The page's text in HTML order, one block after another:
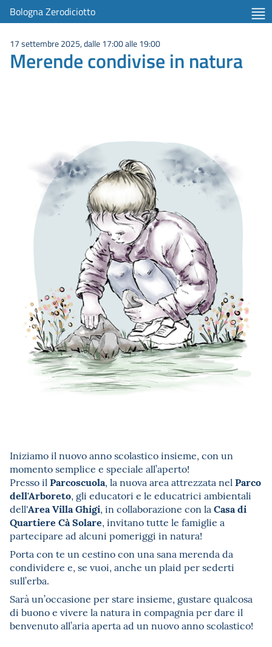
Bologna Zerodiciotto
17 settembre 2025, dalle 17:00 alle 19:00
Merende condivise in natura
Iniziamo il nuovo anno scolastico insieme, con un
momento semplice e speciale all’aperto!
Presso il Parcoscuola, la nuova area attrezzata nel Parco
dell'Arboreto, gli educatori e le educatrici ambientali
dell'Area Villa Ghigi, in collaborazione con la Casa di
Quartiere Cà Solare, invitano tutte le famiglie a
partecipare ad alcuni pomeriggi in natura!
Porta con te un cestino con una sana merenda da
condividere e, se vuoi, anche un plaid per sederti
sull’erba.
Sarà un’occasione per stare insieme, gustare qualcosa
di buono e vivere la natura in compagnia per dare il
benvenuto all’aria aperta ad un nuovo anno scolastico!